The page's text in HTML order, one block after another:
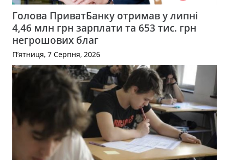
Голова ПриватБанку отримав у липні
4,46 млн грн зарплати та 653 тис. грн
негрошових благ
П’ятниця, 7 Серпня, 2026